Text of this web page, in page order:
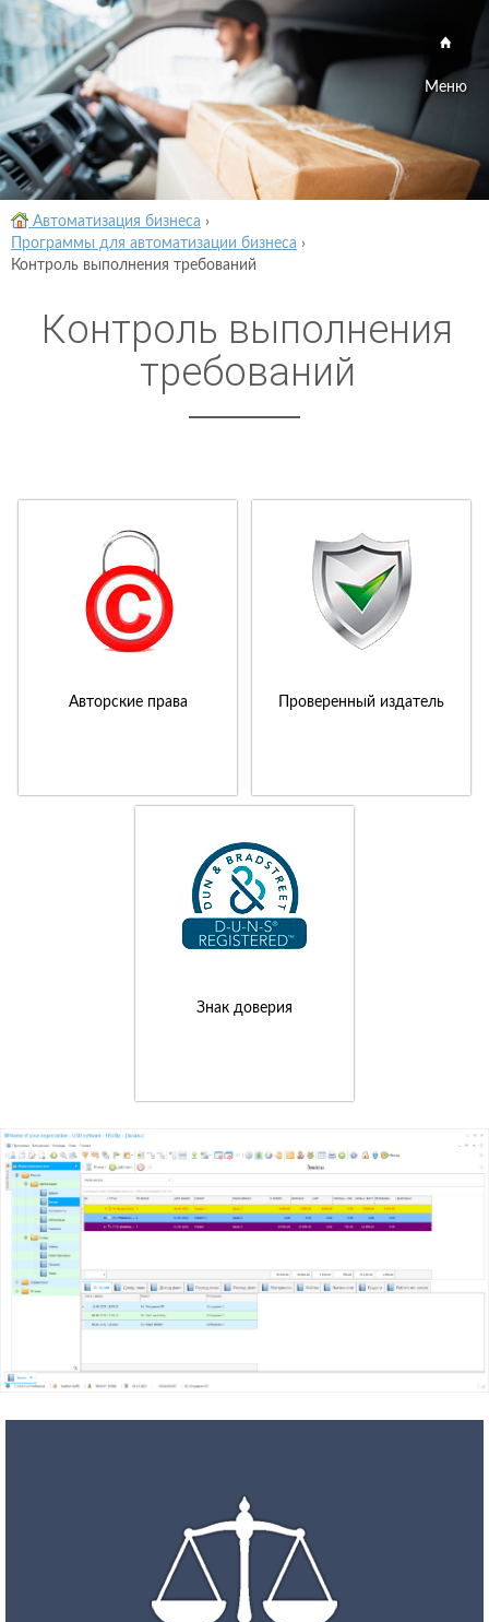
Меню
Автоматизация бизнеса ›
Программы для автоматизации бизнеса ›
Контроль выполнения требований
Контроль выполнения
требований
Авторские права Проверенный издатель
Знак доверия